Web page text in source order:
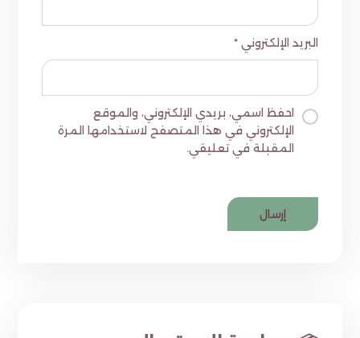
البريد الإلكتروني*
احفظ اسمي، بريدي الإلكتروني، والموقع
الإلكتروني في هذا المتصفح لاستخدامها المرة
المقبلة في تعليقي.